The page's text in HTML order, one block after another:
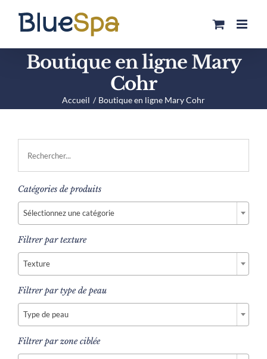
contenu
Boutique en ligne Mary
Cohr
Accueil Boutique en ligne Mary Cohr
Catégories de produits
Sélectionnez une catégorie
Filtrer par texture
Texture
Filtrer par type de peau
Type de peau
Filtrer par zone ciblée